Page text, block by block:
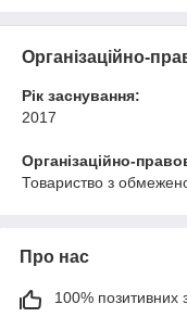
Організаційно-
Рік заснування:
2017
Організаційно-
Товариство з
Про нас
100% позитивних з